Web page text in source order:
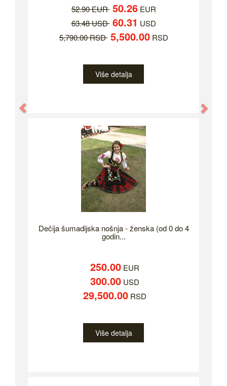
52.90 EUR 50.26EUR
63.48 USD 60.31 USD
5,790.00 RSD 5,500.00RSD
Više detalja
Dečija šumadijska nošnja - ženska (od 0 do 4
godin...
250.00 EUR
300.00 USD
29,500.00 RSD
Više detalja